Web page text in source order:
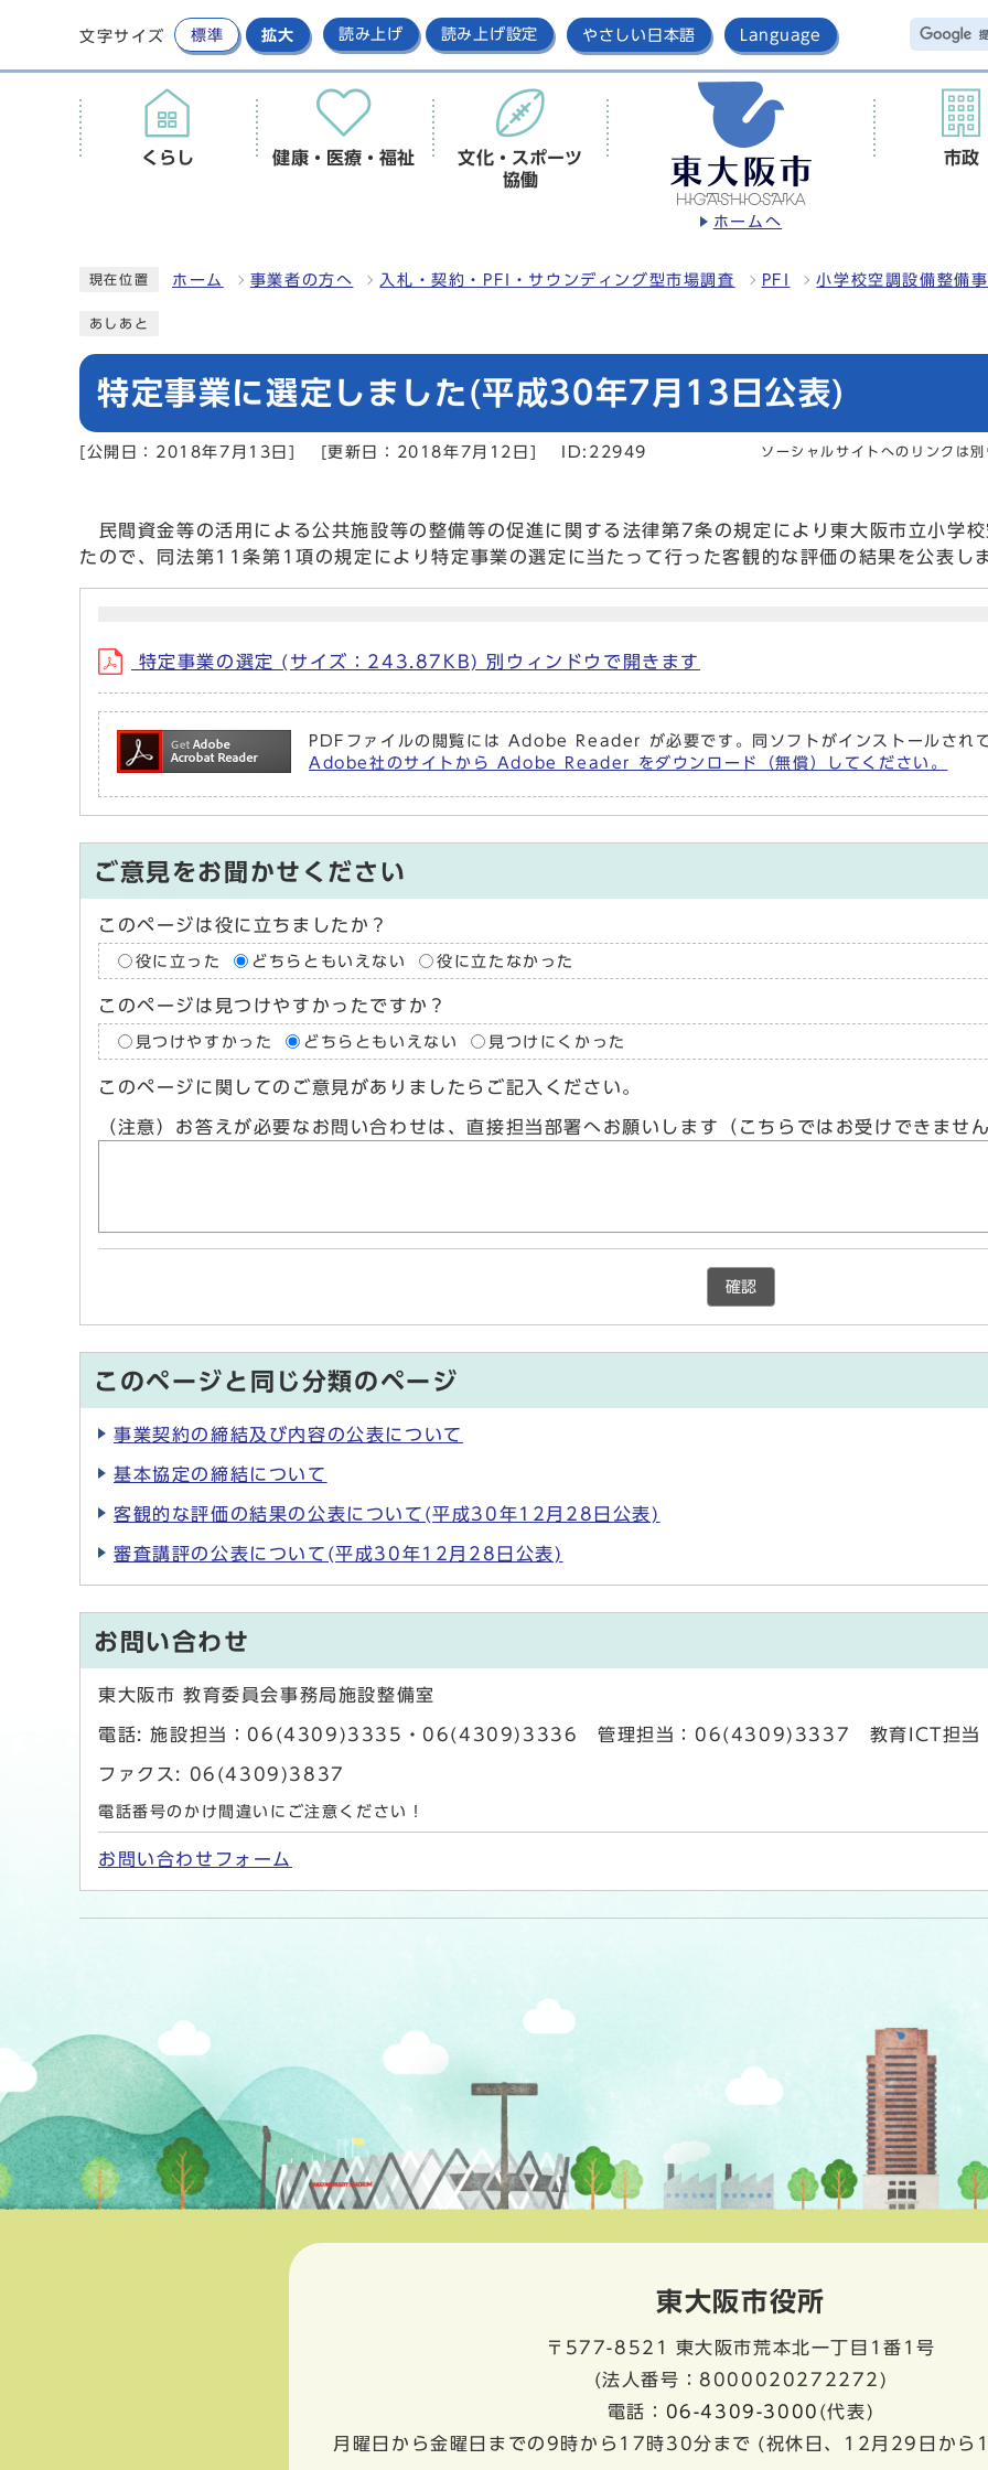
文字サイズ 標準 拡大 読み上げ 読み上げ設定 やさしい日本語 Language
ホームへ
くらし 健康・医療・福祉
文化・スポーツ
協働
市政
現在位置 ホーム 事業者の方へ 入札・契約・PFI・サウンディング型市場調査 PFI 小学校空調設備整備
あしあと
特定事業に選定しました(平成30年7月13日公表)
[公開日：2018年7月13日] [更新日：2018年7月12日] ID:22949 ソーシャルサイトへのリンクは
民間資金等の活用による公共施設等の整備等の促進に関する法律第7条の規定により東大阪市立小学
たので、同法第11条第1項の規定により特定事業の選定に当たって行った客観的な評価の結果を公表し
特定事業の選定 (サイズ：243.87KB) 別ウィンドウで開きます
PDFファイルの閲覧には Adobe Reader が必要です。同ソフトがインストールされ
Adobe社のサイトから Adobe Reader をダウンロード（無償）してください。
ご意見をお聞かせください
このページは役に立ちましたか？
役に立った どちらともいえない 役に立たなかった
このページは見つけやすかったですか？
見つけやすかった どちらともいえない 見つけにくかった
このページに関してのご意見がありましたらご記入ください。
（注意）お答えが必要なお問い合わせは、直接担当部署へお願いします（こちらではお受けできませ
確認
このページと同じ分類のページ
事業契約の締結及び内容の公表について
基本協定の締結について
客観的な評価の結果の公表について(平成30年12月28日公表)
審査講評の公表について(平成30年12月28日公表)
お問い合わせ
東大阪市 教育委員会事務局施設整備室
電話: 施設担当：06(4309)3335・06(4309)3336 管理担当：06(4309)3337 教育ICT担
ファクス: 06(4309)3837
電話番号のかけ間違いにご注意ください！
お問い合わせフォーム
東大阪市役所
〒577-8521
東大阪市荒本北一丁目1番1号
(法人番号：8000020272272)
電話： 06-4309-3000 (代表)
月曜日から金曜日までの9時から17時30分まで (祝休日、12月29日から